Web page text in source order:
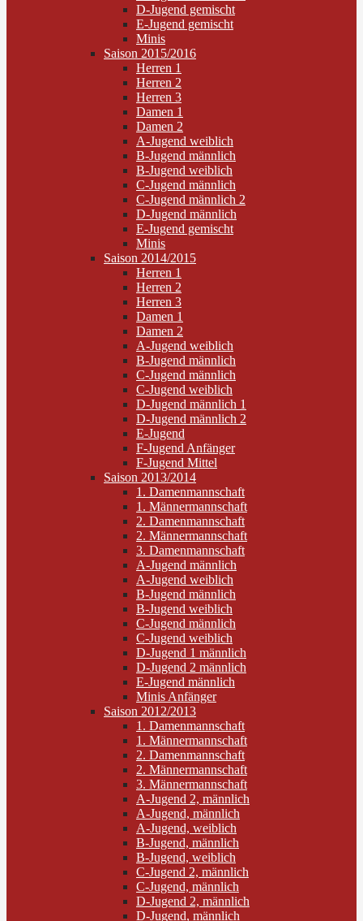
D-Jugend gemischt
E-Jugend gemischt
Minis
Saison 2015/2016
Herren 1
Herren 2
Herren 3
Damen 1
Damen 2
A-Jugend weiblich
B-Jugend männlich
B-Jugend weiblich
C-Jugend männlich
C-Jugend männlich 2
D-Jugend männlich
E-Jugend gemischt
Minis
Saison 2014/2015
Herren 1
Herren 2
Herren 3
Damen 1
Damen 2
A-Jugend weiblich
B-Jugend männlich
C-Jugend männlich
C-Jugend weiblich
D-Jugend männlich 1
D-Jugend männlich 2
E-Jugend
F-Jugend Anfänger
F-Jugend Mittel
Saison 2013/2014
1. Damenmannschaft
1. Männermannschaft
2. Damenmannschaft
2. Männermannschaft
3. Damenmannschaft
A-Jugend männlich
A-Jugend weiblich
B-Jugend männlich
B-Jugend weiblich
C-Jugend männlich
C-Jugend weiblich
D-Jugend 1 männlich
D-Jugend 2 männlich
E-Jugend männlich
Minis Anfänger
Saison 2012/2013
1. Damenmannschaft
1. Männermannschaft
2. Damenmannschaft
2. Männermannschaft
3. Männermannschaft
A-Jugend 2, männlich
A-Jugend, männlich
A-Jugend, weiblich
B-Jugend, männlich
B-Jugend, weiblich
C-Jugend 2, männlich
C-Jugend, männlich
D-Jugend 2, männlich
D-Jugend, männlich